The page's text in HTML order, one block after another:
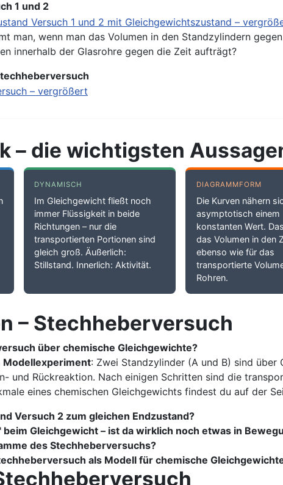
1 und 2
man, wenn man das Volumen in den Standzylindern
innerhalb der Glasrohre gegen die Zeit aufträgt?
– die wichtigsten
DYNAMISCH
Im Gleichgewicht fließt noch
immer Flüssigkeit in beide
Richtungen – nur die
transportierten Portionen sind
gleich groß. Äußerlich:
Stillstand. Innerlich: Aktivität.
DIAGRAMMFORM
Die Kurven nähern
asymptotisch einem
konstanten Wert.
das Volumen in den
ebenso wie für das
transportierte
Rohren.
– Stechheberversuch
über chemische Gleichgewichte?
Modellexperiment: Zwei Standzylinder (A und B) sind
und Rückreaktion. Nach einigen Schritten sind die
eines chemischen Gleichgewichts findest du auf der
Versuch 2 zum gleichen Endzustand?
Gleichgewicht – ist da wirklich noch etwas in
des Stechheberversuchs?
als Modell für chemische